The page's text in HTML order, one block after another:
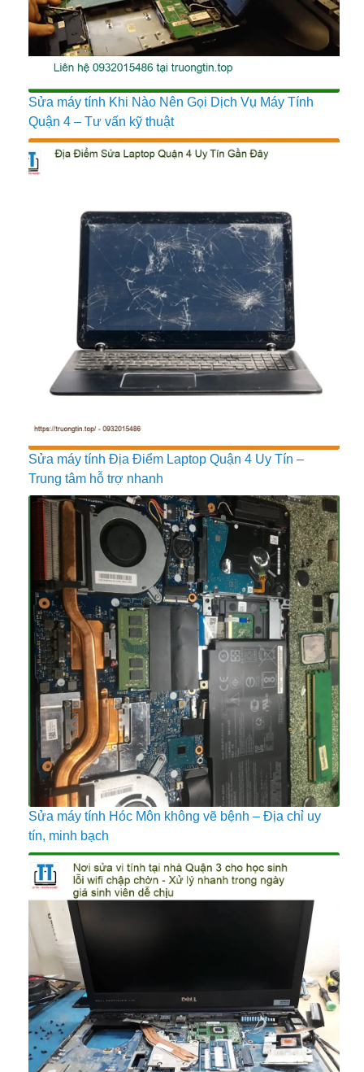
Sửa máy tính Khi Nào Nên Gọi Dịch Vụ Máy Tính
Quận 4 – Tư vấn kỹ thuật
Sửa máy tính Địa Điểm Laptop Quận 4 Uy Tín –
Trung tâm hỗ trợ nhanh
Sửa máy tính Hóc Môn không vẽ bệnh – Địa chỉ uy
tín, minh bạch